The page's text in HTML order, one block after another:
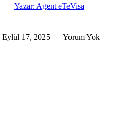
Yazar: Agent eTeVisa
Eylül 17, 2025 Yorum Yok